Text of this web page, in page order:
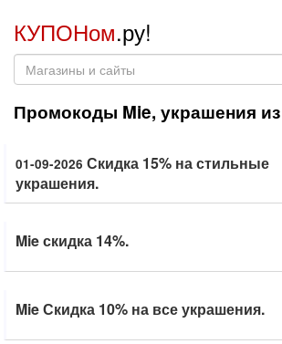
КУПОНом.ру!
Промокоды Mie, украшения
01-09-2026 Скидка 15% на стильные
украшения.
Mie скидка 14%.
Mie Скидка 10% на все украшения.